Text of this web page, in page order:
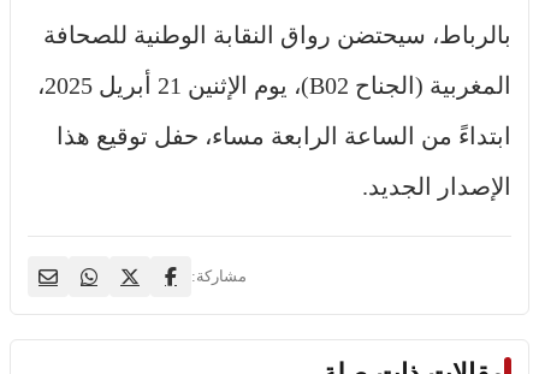
بالرباط، سيحتضن رواق النقابة الوطنية للصحافة
المغربية (الجناح B02)، يوم الإثنين 21 أبريل 2025،
ابتداءً من الساعة الرابعة مساء، حفل توقيع هذا
الإصدار الجديد.
مشاركة: